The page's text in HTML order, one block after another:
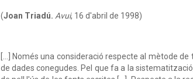
(Joan Triadú. Avui, 16 d'abril de 1998)
[…] Només una consideració respecte al mètode
de dades conegudes. Pel que fa a la